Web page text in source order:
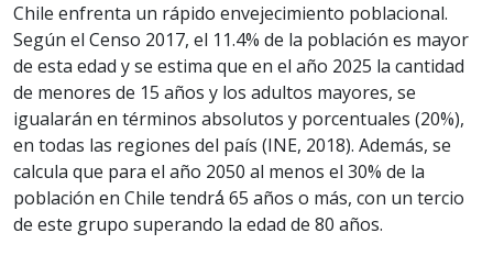
Chile enfrenta un rápido envejecimiento poblacional.
Según el Censo 2017, el 11.4% de la población es mayor
de esta edad y se estima que en el año 2025 la cantidad
de menores de 15 años y los adultos mayores, se
igualarán en términos absolutos y porcentuales (20%),
en todas las regiones del país (INE, 2018). Además, se
calcula que para el año 2050 al menos el 30% de la
población en Chile tendrá́ 65 años o más, con un tercio
de este grupo superando la edad de 80 años.